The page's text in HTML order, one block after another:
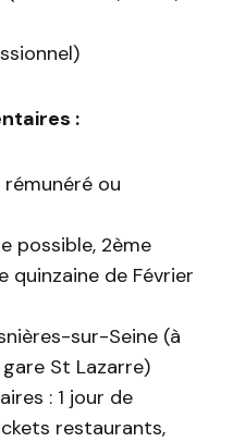
:
ou
possible, 2ème
quinzaine de Février
sur-Seine (à
St Lazarre)
: 1 jour de
restaurants,